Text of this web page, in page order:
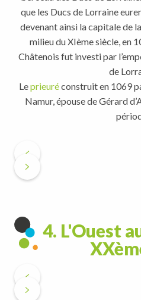
que les Ducs de Lorraine
devenant ainsi la capitale de
milieu du XIème siècle, en
Châtenois fut investi par
de
Leprieuréconstruit en 1069
Namur, épouse de Gérard
4. L'Ouest